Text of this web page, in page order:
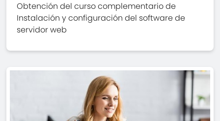
Obtención del curso complementario de
Instalación y configuración del software de
servidor web